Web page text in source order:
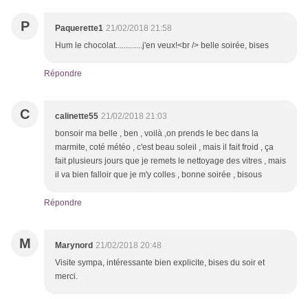
P Paquerette1 21/02/2018 21:58
Hum le chocolat.............j'en veux!<br /> belle soirée, bises
Répondre
C calinette55 21/02/2018 21:03
bonsoir ma belle , ben , voilà ,on prends le bec dans la
marmite, coté météo , c'est beau soleil , mais il fait froid , ça
fait plusieurs jours que je remets le nettoyage des vitres , mais
il va bien falloir que je m'y colles , bonne soirée , bisous
Répondre
M Marynord 21/02/2018 20:48
Visite sympa, intéressante bien explicite, bises du soir et
merci.